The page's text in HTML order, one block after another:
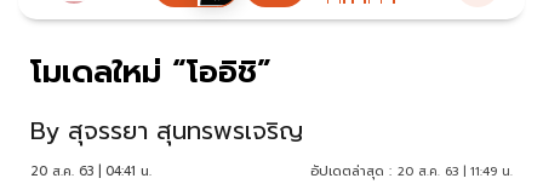
โมเดลใหม่ “โออิชิ”
By สุจรรยา สุนทรพรเจริญ
20 ส.ค. 63 | 04:41 น. อัปเดตล่าสุด : 20 ส.ค. 63 | 11:49 น.